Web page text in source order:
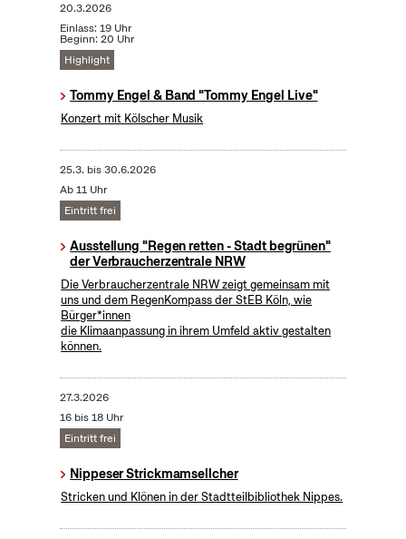
20.3.2026
Einlass: 19 Uhr
Beginn: 20 Uhr
Highlight
Tommy Engel & Band "Tommy Engel Live"
Konzert mit Kölscher Musik
25.3. bis30.6.2026
Ab 11 Uhr
Eintritt frei
Ausstellung "Regen retten - Stadt begrünen"
der Verbraucherzentrale NRW
Die Verbraucherzentrale NRW zeigt gemeinsam mit
uns und dem RegenKompass der StEB Köln, wie
Bürger*innen
die Klimaanpassung in ihrem Umfeld aktiv gestalten
können.
27.3.2026
16 bis 18 Uhr
Eintritt frei
Nippeser Strickmamsellcher
Stricken und Klönen in der Stadtteilbibliothek Nippes.